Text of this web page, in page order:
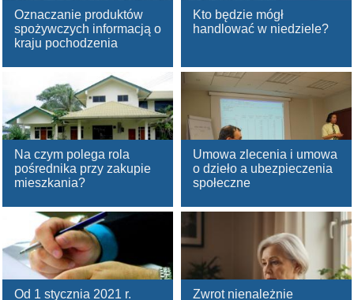
Oznaczanie produktów
spożywczych informacją o
kraju pochodzenia
Kto będzie mógł
handlować w niedziele?
Na czym polega rola
pośrednika przy zakupie
mieszkania?
Umowa zlecenia i umowa
o dzieło a ubezpieczenia
społeczne
Od 1 stycznia 2021 r. Zwrot nienależnie